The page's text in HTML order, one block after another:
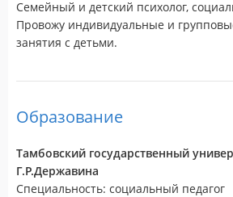
Семейный и детский психолог,
Провожу индивидуальные и
занятия с детьми.
Образование
Тамбовский государственный
Г.Р.Державина
Специальность: социальный педагог